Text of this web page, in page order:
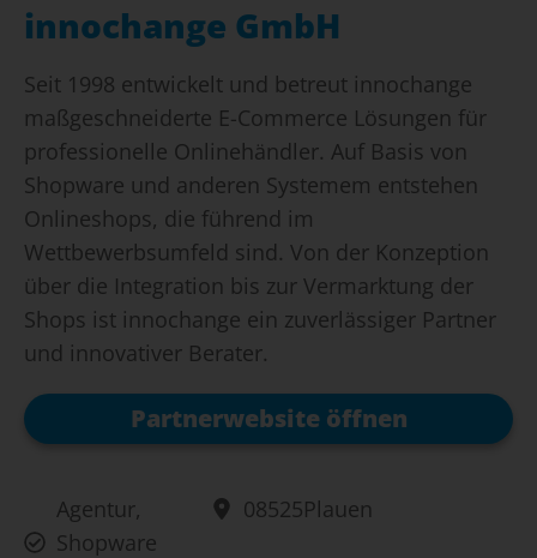
innochange GmbH
Seit 1998 entwickelt und betreut innochange
maßgeschneiderte E-Commerce Lösungen für
professionelle Onlinehändler. Auf Basis von
Shopware und anderen Systemem entstehen
Onlineshops, die führend im
Wettbewerbsumfeld sind. Von der Konzeption
über die Integration bis zur Vermarktung der
Shops ist innochange ein zuverlässiger Partner
und innovativer Berater.
Partnerwebsite öffnen
Agentur,
Shopware
08525Plauen